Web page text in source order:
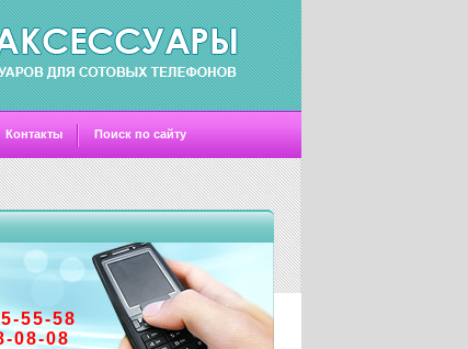
Контакты Поиск по сайту
55-58
08-08